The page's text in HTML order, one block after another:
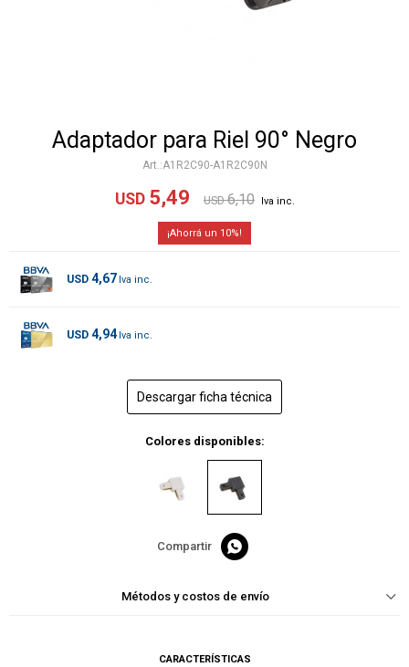
Adaptador para Riel 90° Negro
A1R2C90-A1R2C90N
USD 5,49 USD 6,10
10
USD 4,67
USD 4,94
Descargar ficha técnica
Colores disponibles:

Métodos y costos de envío
CARACTERÍSTICAS